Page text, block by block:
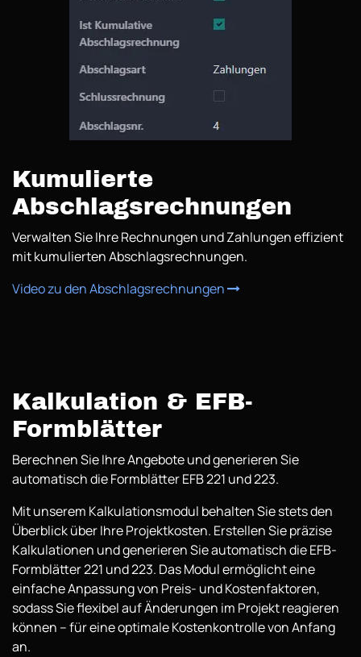
Kumulierte
Abschlagsrechnungen
Verwalten Sie Ihre Rechnungen und Zahlungen effizient
mit kumulierten Abschlagsrechnungen.
Video zu den Abschlagsrechnungen
Kalkulation & EFB-
Formblätter
Berechnen Sie Ihre Angebote und generieren Sie
automatisch die Formblätter EFB 221 und 223.
Mit unserem Kalkulationsmodul behalten Sie stets den
Überblick über Ihre Projektkosten. Erstellen Sie präzise
Kalkulationen und generieren Sie automatisch die EFB-
Formblätter 221 und 223. Das Modul ermöglicht eine
einfache Anpassung von Preis- und Kostenfaktoren,
sodass Sie flexibel auf Änderungen im Projekt reagieren
können – für eine optimale Kostenkontrolle von Anfang
an.